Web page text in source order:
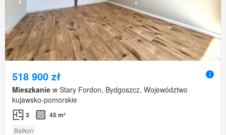
518 900 zł
Mieszkanie w Stary Fordon, Bydgoszcz, Województwo
kujawsko-pomorskie
3 45 m²
Balkon